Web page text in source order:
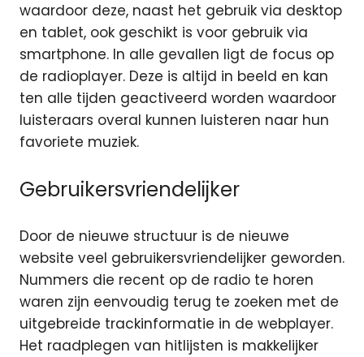
waardoor deze, naast het gebruik via desktop
en tablet, ook geschikt is voor gebruik via
smartphone. In alle gevallen ligt de focus op
de radioplayer. Deze is altijd in beeld en kan
ten alle tijden geactiveerd worden waardoor
luisteraars overal kunnen luisteren naar hun
favoriete muziek.
Gebruikersvriendelijker
Door de nieuwe structuur is de nieuwe
website veel gebruikersvriendelijker geworden.
Nummers die recent op de radio te horen
waren zijn eenvoudig terug te zoeken met de
uitgebreide trackinformatie in de webplayer.
Het raadplegen van hitlijsten is makkelijker